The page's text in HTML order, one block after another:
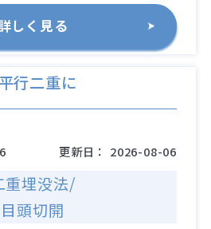
しく見る
行二重に
更新日： 2026-08-06
重埋没法/
目頭切開